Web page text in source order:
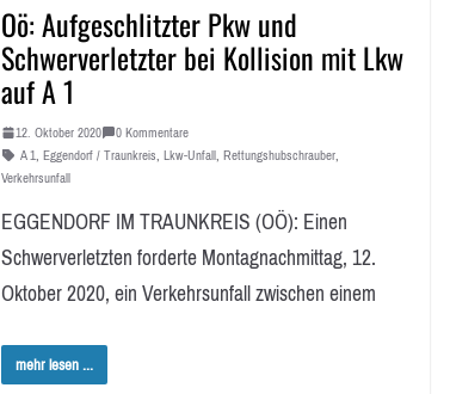
Oö: Aufgeschlitzter Pkw und
Schwerverletzter bei Kollision mit Lkw
auf A 1
12. Oktober 2020 0 Kommentare
A 1, Eggendorf / Traunkreis, Lkw-Unfall, Rettungshubschrauber,
Verkehrsunfall
EGGENDORF IM TRAUNKREIS (OÖ): Einen
Schwerverletzten forderte Montagnachmittag, 12.
Oktober 2020, ein Verkehrsunfall zwischen einem
mehr lesen ...